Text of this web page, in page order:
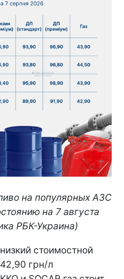
на популярных АЗС
на 7 августа
РБК-Украина)
стоимостной
грн/л